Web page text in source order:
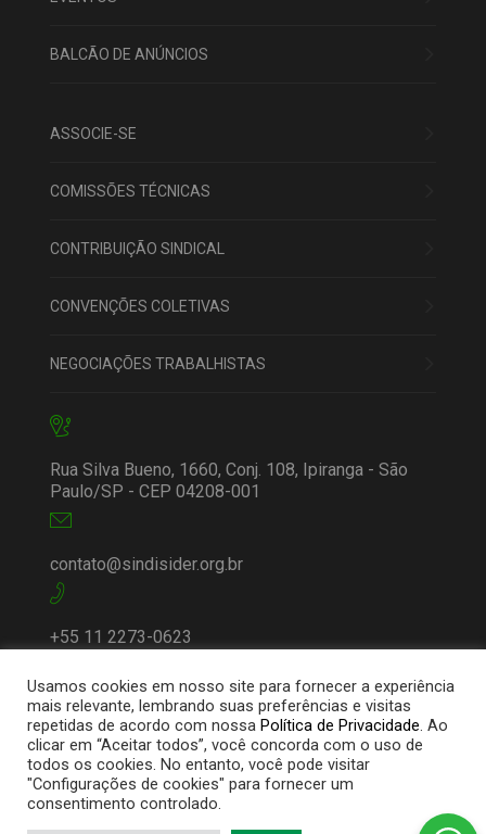
BALCÃO DE ANÚNCIOS
ASSOCIE-SE
COMISSÕES TÉCNICAS
CONTRIBUIÇÃO SINDICAL
CONVENÇÕES COLETIVAS
NEGOCIAÇÕES TRABALHISTAS
Rua Silva Bueno, 1660, Conj. 108, Ipiranga - São
Paulo/SP - CEP 04208-001
contato@sindisider.org.br
+55 11 2273-0623
© 2025 Sindisider | Todos os direitos
Usamos cookies em nosso site para fornecer a experiência
mais relevante, lembrando suas preferências e visitas
repetidas de acordo com nossa Política de Privacidade. Ao
clicar em “Aceitar todos”, você concorda com o uso de
todos os cookies. No entanto, você pode visitar
"Configurações de cookies" para fornecer um
consentimento controlado.